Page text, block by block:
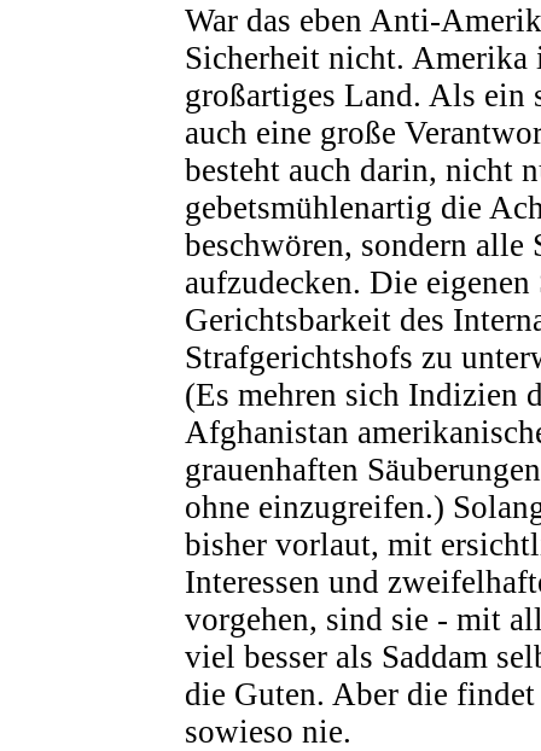
War das eben Anti-
Sicherheit nicht. Amerika
großartiges Land. Als ein
auch eine große
besteht auch darin, nicht
gebetsmühlenartig die
beschwören, sondern
aufzudecken. Die eigenen
Gerichtsbarkeit des
Strafgerichtshofs zu
(Es mehren sich Indizien
Afghanistan
grauenhaften
ohne einzugreifen.)
bisher vorlaut, mit
Interessen und
vorgehen, sind sie - mit
viel besser als Saddam
die Guten. Aber die
sowieso nie.